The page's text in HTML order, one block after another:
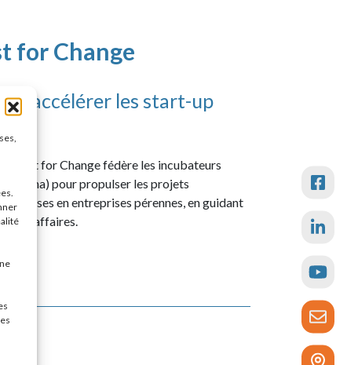
for Change
accélérer les start-up
Quest for Change fédère les incubateurs
Alpha) pour propulser les projets
en entreprises pérennes, en guidant
d’affaires.